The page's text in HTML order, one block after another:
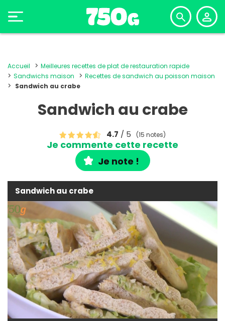
Accueil
Meilleures recettes de plat de restauration rapide
Sandwichs maison
Recettes de sandwich au poisson maison
Sandwich au crabe
Sandwich au crabe
4.7 / 5 (15 notes)
Je commente cette recette
Je note !
Sandwich au crabe